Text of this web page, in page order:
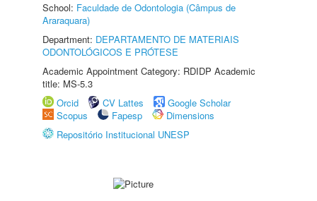
School: Faculdade de Odontologia (Câmpus de
Araraquara)
Department: DEPARTAMENTO DE MATERIAIS
ODONTOLÓGICOS E PRÓTESE
Academic Appointment Category: RDIDP Academic
title: MS-5.3
Orcid
CV Lattes
Google Scholar
Scopus
Fapesp
Dimensions
Repositório Institucional UNESP